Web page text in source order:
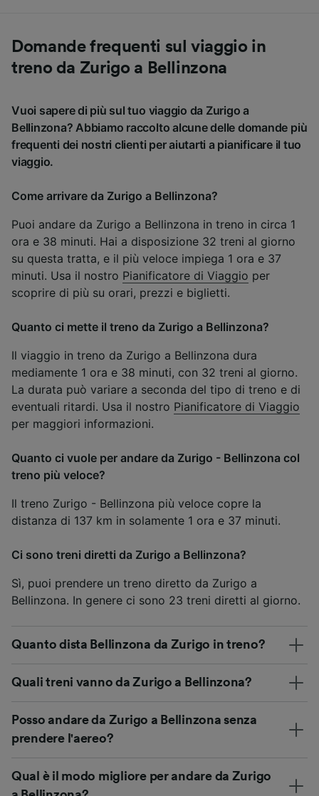
Domande frequenti sul viaggio in
treno da Zurigo a Bellinzona
Vuoi sapere di più sul tuo viaggio da Zurigo a
Bellinzona? Abbiamo raccolto alcune delle domande più
frequenti dei nostri clienti per aiutarti a pianificare il tuo
viaggio.
Come arrivare da Zurigo a Bellinzona?
Puoi andare da Zurigo a Bellinzona in treno in circa 1
ora e 38 minuti. Hai a disposizione 32 treni al giorno
su questa tratta, e il più veloce impiega 1 ora e 37
minuti. Usa il nostro Pianificatore di Viaggio per
scoprire di più su orari, prezzi e biglietti.
Quanto ci mette il treno da Zurigo a Bellinzona?
Il viaggio in treno da Zurigo a Bellinzona dura
mediamente 1 ora e 38 minuti, con 32 treni al giorno.
La durata può variare a seconda del tipo di treno e di
eventuali ritardi. Usa il nostro Pianificatore di Viaggio
per maggiori informazioni.
Quanto ci vuole per andare da Zurigo - Bellinzona col
treno più veloce?
Il treno Zurigo - Bellinzona più veloce copre la
distanza di 137 km in solamente 1 ora e 37 minuti.
Ci sono treni diretti da Zurigo a Bellinzona?
Sì, puoi prendere un treno diretto da Zurigo a
Bellinzona. In genere ci sono 23 treni diretti al giorno.
Quanto dista Bellinzona da Zurigo in treno?
Quali treni vanno da Zurigo a Bellinzona?
Posso andare da Zurigo a Bellinzona senza
prendere l'aereo?
Qual è il modo migliore per andare da Zurigo